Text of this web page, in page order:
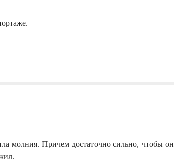
молния. Причем достаточно сильно, чтобы он